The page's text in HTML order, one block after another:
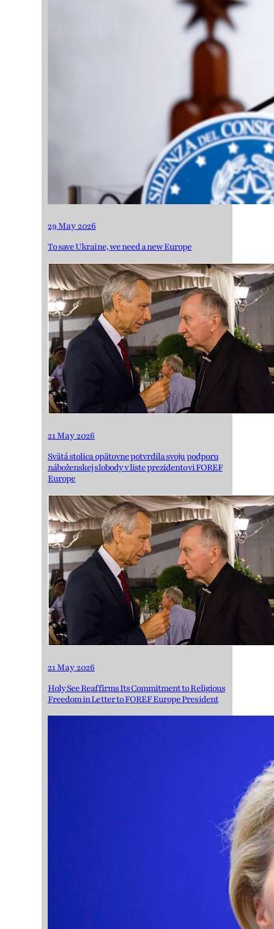
29 May 2026
To save Ukraine, we need a new Europe
21 May 2026
Svätá stolica opätovne potvrdila svoju podporu
náboženskej slobody v liste prezidentovi FOREF
Europe
21 May 2026
Holy See Reaffirms Its Commitment to Religious
Freedom in Letter to FOREF Europe President